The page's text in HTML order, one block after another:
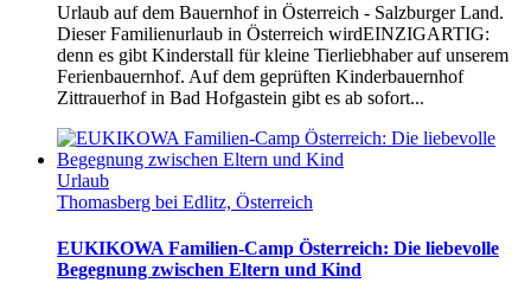
Urlaub auf dem Bauernhof in Österreich - Salzburger Land.
Dieser Familienurlaub in Österreich wirdEINZIGARTIG:
denn es gibt Kinderstall für kleine Tierliebhaber auf unserem
Ferienbauernhof. Auf dem geprüften Kinderbauernhof
Zittrauerhof in Bad Hofgastein gibt es ab sofort...
Urlaub
Thomasberg bei Edlitz, Österreich
EUKIKOWA Familien-Camp Österreich: Die liebevolle
Begegnung zwischen Eltern und Kind